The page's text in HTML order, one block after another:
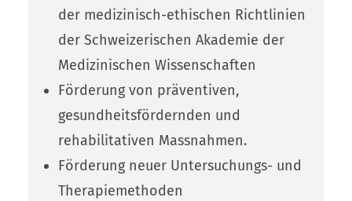
der medizinisch-ethischen Richtlinien
der Schweizerischen Akademie der
Medizinischen Wissenschaften
Förderung von präventiven,
gesundheitsfördernden und
rehabilitativen Massnahmen.
Förderung neuer Untersuchungs- und
Therapiemethoden